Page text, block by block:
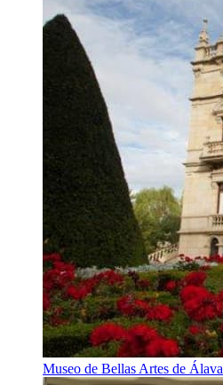
Museo de Bellas Artes de Álava